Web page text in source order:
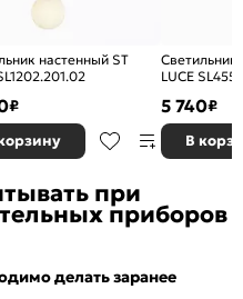
настенный ST
₽
Светильник
LUCE
5 740₽
В
при
приборов
делать заранее